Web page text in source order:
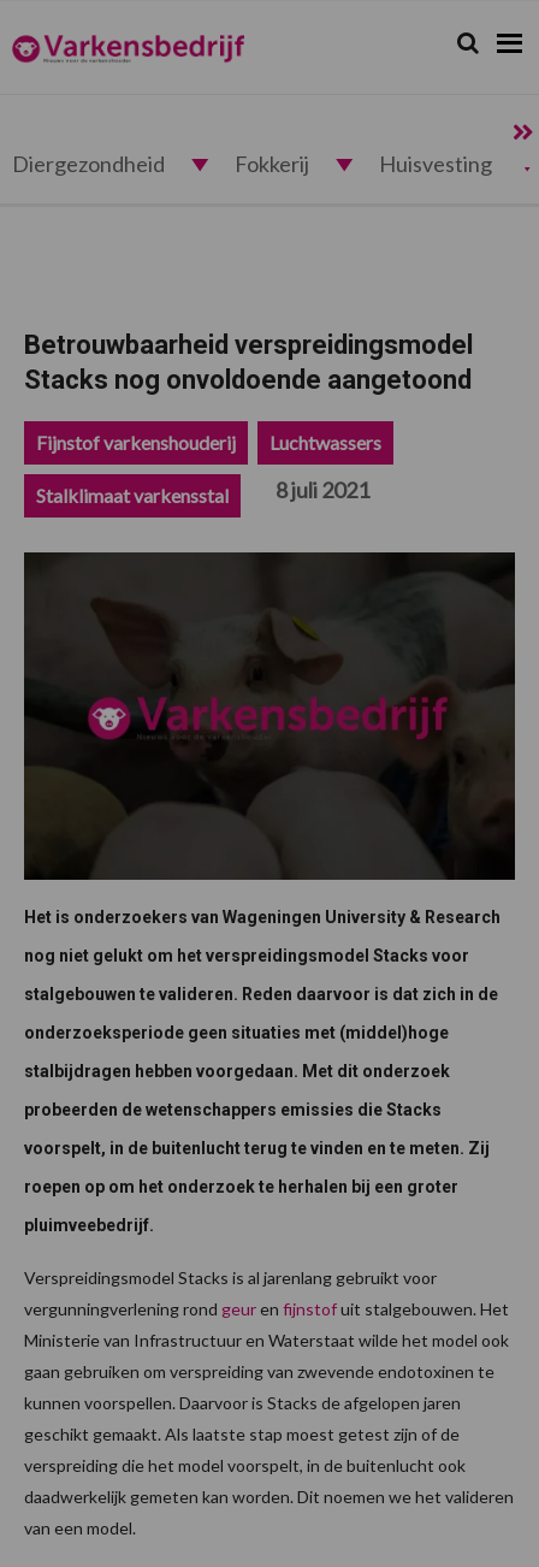
de
hoofdnavigatie
de
hoofd
de
eerste
de
voettekst
Varkensbedrijf.nl Zoeken...
Zoek
Diergezondheid Fokkerij Huisvesting
Betrouwbaarheid verspreidingsmodel
Stacks nog onvoldoende aangetoond
Fijnstof varkenshouderij Luchtwassers
Stalklimaat varkensstal 8 juli 2021
Het is onderzoekers van Wageningen University & Research
nog niet gelukt om het verspreidingsmodel Stacks voor
stalgebouwen te valideren. Reden daarvoor is dat zich in de
onderzoeksperiode geen situaties met (middel)hoge
stalbijdragen hebben voorgedaan. Met dit onderzoek
probeerden de wetenschappers emissies die Stacks
voorspelt, in de buitenlucht terug te vinden en te meten. Zij
roepen op om het onderzoek te herhalen bij een groter
pluimveebedrijf.
Verspreidingsmodel Stacks is al jarenlang gebruikt voor
vergunningverlening rond geuren fijnstofuit stalgebouwen. Het
Ministerie van Infrastructuur en Waterstaat wilde het model ook
gaan gebruiken om verspreiding van zwevende endotoxinen te
kunnen voorspellen. Daarvoor is Stacks de afgelopen jaren
geschikt gemaakt. Als laatste stap moest getest zijn of de
verspreiding die het model voorspelt, in de buitenlucht ook
daadwerkelijk gemeten kan worden. Dit noemen we het valideren
van een model.